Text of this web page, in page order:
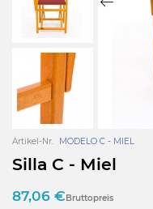
Artikel-Nr. MODELO C - MIEL
Silla C - Miel
87,06 € Bruttopreis